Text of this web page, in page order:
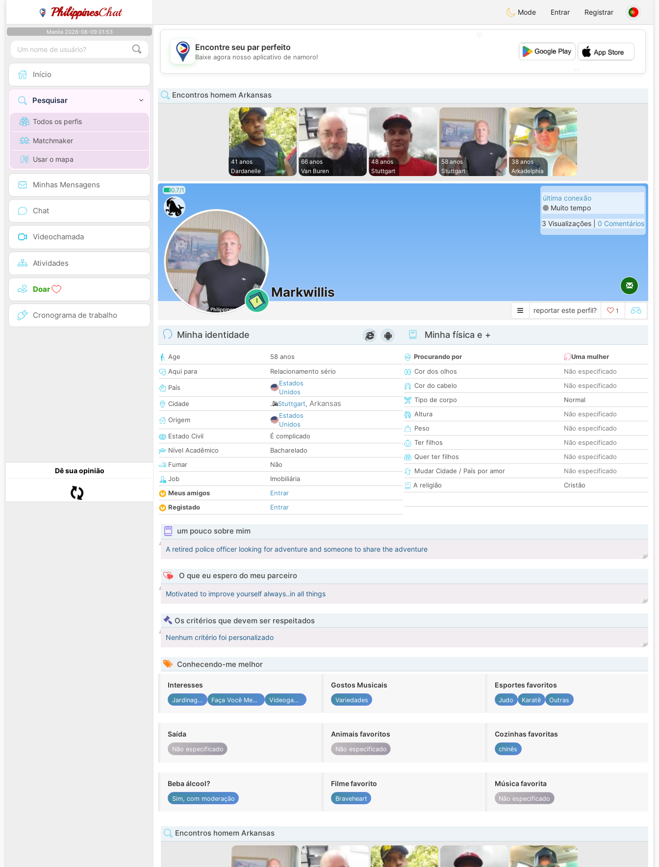
PhilippinesChat Mode Entrar Registrar
Manila 2026-08-09 01:53
Início
Pesquisar
Todos os perfis
Matchmaker
Usar o mapa
Minhas Mensagens
Chat
Videochamada
Atividades
Doar
Cronograma de trabalho
Dê sua opinião
💖
💕
Encontre seu par perfeito
Baixe agora nosso aplicativo de namoro!
Encontros homem Arkansas
41 anos
Dardanelle
66 anos
Van Buren
48 anos
Stuttgart
58 anos
Stuttgart
38 anos
Arkadelphia
0.7/1
1
Markwillis
última conexão
Muito tempo
3 Visualizações | 0 Comentários
reportar este perfil? 1
Minha identidade
Age
58 anos
Aqui para
Relacionamento sério
País
Estados
Unidos
Cidade
Stuttgart, Arkansas
Origem
Estados
Unidos
Estado Civil
É complicado
Nível Acadêmico
Bacharelado
Fumar
Não
Job
Imobiliária
Meus amigos
Entrar
Registado
Entrar
Minha física e +
Procurando por
Uma mulher
Cor dos olhos
Não especificado
Cor do cabelo
Não especificado
Tipo de corpo
Normal
Altura
Não especificado
Peso
Não especificado
Ter filhos
Não especificado
Quer ter filhos
Não especificado
Mudar Cidade / País por amor
Não especificado
A religião
Cristão
um pouco sobre mim
A retired police officer looking for adventure and someone to share the adventure
O que eu espero do meu parceiro
Motivated to improve yourself always..in all things
Os critérios que devem ser respeitados
Nenhum critério foi personalizado
Conhecendo-me melhor
Interesses
Jardinagem Faça Você Mesmo Videogames
Gostos Musicais
Variedades
Esportes favoritos
Judo Karatê Outras
Saída
Não especificado
Animais favoritos
Não especificado
Cozinhas favoritas
chinês
Beba álcool?
Sim, com moderação
Filme favorito
Braveheart
Música favorita
Não especificado
Encontros homem Arkansas